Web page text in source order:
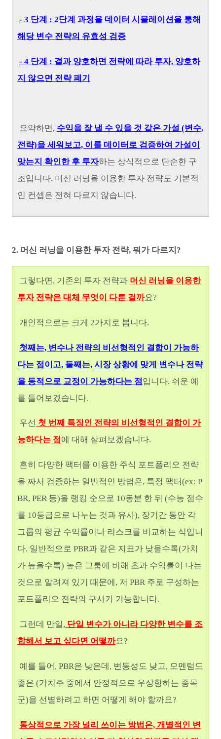
- 3 단계 : 2단계 과정을 데이터 시뮬레이션을 통해
해당 변수 전략의 유효성 검증
- 4 단계 : 결과 양호하면 전략에 따라 투자, 양호하
지 않으면 전략 폐기
요약하면, 수익을 잘 낼 수 있을 것 같은 가설 (변수,
전략)을 세워보고, 이를 데이터로 검증하여 가설이
맞는지 확인한 후 투자하는 상식적으로 단순한 구
조입니다. 머신 러닝을 이용한 투자 전략도 기본적
인 컨셉은 전혀 다르지 않습니다.
2. 머신 러닝을 이용한 투자 전략, 뭐가 다르지?
그렇다면, 기존의 투자 전략과 머신 러닝을 이용한
투자 전략은 대체 무엇이 다른 걸까요?
개인적으로는 크게 2가지로 봅니다.
첫째는, 변수나 전략의 비선형적인 결합이 가능하
다는 점이고, 둘째는, 시장 상황에 맞게 변수나 전략
을 동적으로 교정이 가능하다는 점입니다. 쉬운 예
를 들어보겠습니다.
우선 첫 번째 특징인 전략의 비선형적인 결합이 가
능하다는 점에 대해 살펴보겠습니다.
흔히 다양한 팩터를 이용한 주식 포트폴리오 전략
을 짜서 검증하는 일반적인 방법은, 특정 팩터(ex: P
BR, PER 등)을 랭킹 순으로 10등분 한 뒤 (수능 점수
를 10등급으로 나누는 것과 유사), 장기간 동안 각
그룹의 평균 수익률이나 리스크를 비교하는 식입니
다. 일반적으로 PBR과 같은 지표가 낮을수록(가치
가 높을수록) 높은 그룹에 비해 초과 수익률이 나는
것으로 알려져 있기 때문에, 저 PBR 주로 구성하는
포트폴리오 전략의 구사가 가능합니다.
그런데 만일, 단일 변수가 아니라 다양한 변수를 조
합해서 보고 싶다면 어떻까요?
예를 들어, PBR은 낮은데, 변동성도 낮고, 모멘텀도
좋은 (가치주 중에서 안정적으로 우상향하는 종목
군)을 선별하려고 하면 어떻게 해야 할까요?
통상적으로 가장 널리 쓰이는 방법은, 개별적인 변